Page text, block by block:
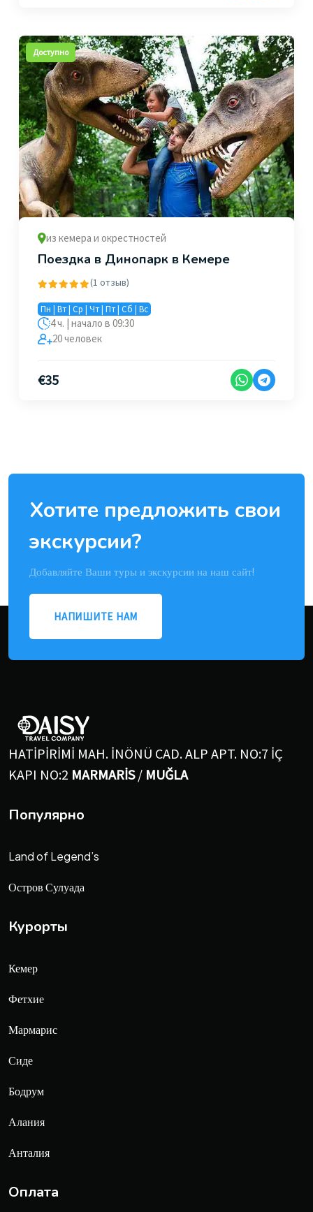
Доступно
из кемера и окрестностей
Поездка в Динопарк в Кемере
(1 отзыв)
Пн | Вт | Ср | Чт | Пт | Сб | Вс
4 ч. | начало в 09:30
20 человек
€35
Хотите предложить свои
экскурсии?
Добавляйте Ваши туры и экскурсии на наш сайт!
НАПИШИТЕ НАМ
HATİPİRİMİ MAH. İNÖNÜ CAD. ALP APT. NO:7 İÇ
KAPI NO:2 MARMARİS/ MUĞLA
Популярно
Land of Legend’s
Остров Сулуада
Курорты
Кемер
Фетхие
Мармарис
Сиде
Бодрум
Алания
Анталия
Оплата